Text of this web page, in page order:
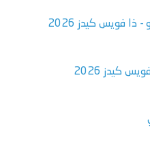
ذا فويس كيدز 2026
كيدز 2026